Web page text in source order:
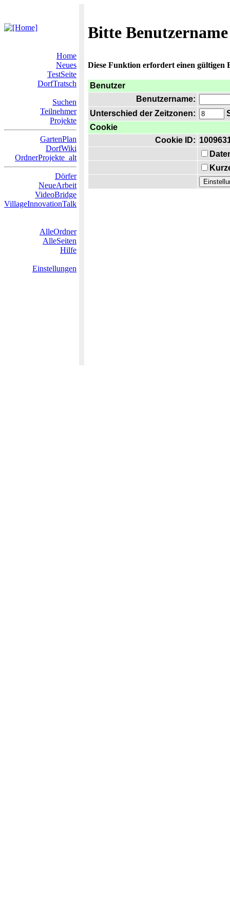
Bitte
Home
Neues
TestSeite
DorfTratsch
Suchen
Teilnehmer
Projekte
GartenPlan
DorfWiki
OrdnerProjekte_alt
Dörfer
NeueArbeit
VideoBridge
VillageInnovationTalk
AlleOrdner
AlleSeiten
Hilfe
Einstellungen
Diese Funktion erfordert einen gültigen
Benutzer
Benutzername:
Unterschied der Zeitzonen:
Cookie
Cookie ID: